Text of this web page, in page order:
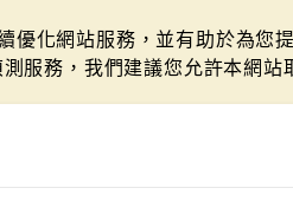
優化網站服務，並有助於為您
服務，我們建議您允許本網